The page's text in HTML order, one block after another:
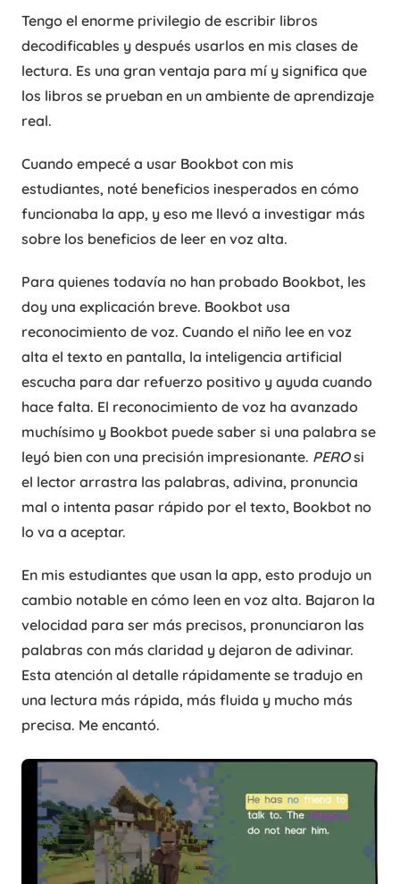
Tengo el enorme privilegio de escribir libros
decodificables y después usarlos en mis clases de
lectura. Es una gran ventaja para mí y significa que
los libros se prueban en un ambiente de aprendizaje
real.
Cuando empecé a usar Bookbot con mis
estudiantes, noté beneficios inesperados en cómo
funcionaba la app, y eso me llevó a investigar más
sobre los beneficios de leer en voz alta.
Para quienes todavía no han probado Bookbot, les
doy una explicación breve. Bookbot usa
reconocimiento de voz. Cuando el niño lee en voz
alta el texto en pantalla, la inteligencia artificial
escucha para dar refuerzo positivo y ayuda cuando
hace falta. El reconocimiento de voz ha avanzado
muchísimo y Bookbot puede saber si una palabra se
leyó bien con una precisión impresionante. PEROsi
el lector arrastra las palabras, adivina, pronuncia
mal o intenta pasar rápido por el texto, Bookbot no
lo va a aceptar.
En mis estudiantes que usan la app, esto produjo un
cambio notable en cómo leen en voz alta. Bajaron la
velocidad para ser más precisos, pronunciaron las
palabras con más claridad y dejaron de adivinar.
Esta atención al detalle rápidamente se tradujo en
una lectura más rápida, más fluida y mucho más
precisa. Me encantó.